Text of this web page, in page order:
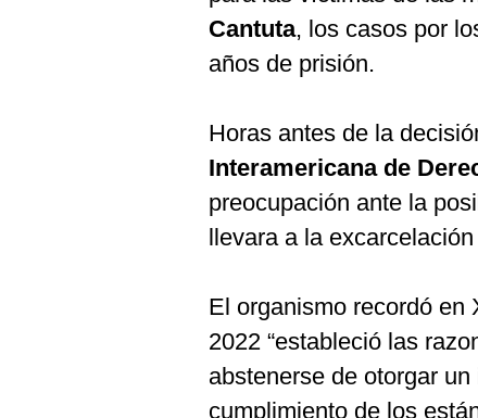
Cantuta, los casos por
años de prisión.
Horas antes de la
Interamericana de
preocupación ante la
llevara a la
El organismo recordó en
2022 “estableció las
abstenerse de otorgar un
cumplimiento de los